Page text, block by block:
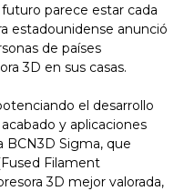
parece estar cada
estadounidense anunció
de países
3D en sus casas.
el desarrollo
y aplicaciones
BCN3D Sigma, que
Filament
3D mejor valorada,